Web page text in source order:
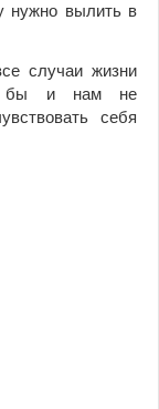
нужно вылить в
случаи жизни
бы и нам не
себя